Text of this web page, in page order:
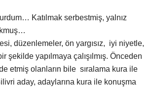
Katılmak serbestmiş, yalnız
düzenlemeler, ön yargısız, iyi niyetle,
şekilde yapılmaya çalışılmış. Önceden
etmiş olanların bile sıralama kura ile
aday, adaylarına kura ile konuşma